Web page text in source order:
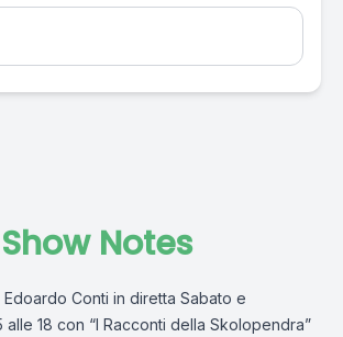
Show Notes
Conti in diretta Sabato e
alle 18 con “I Racconti della Skolopendra”